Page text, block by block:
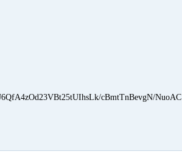
cBmtTnBevgN/NuoAC